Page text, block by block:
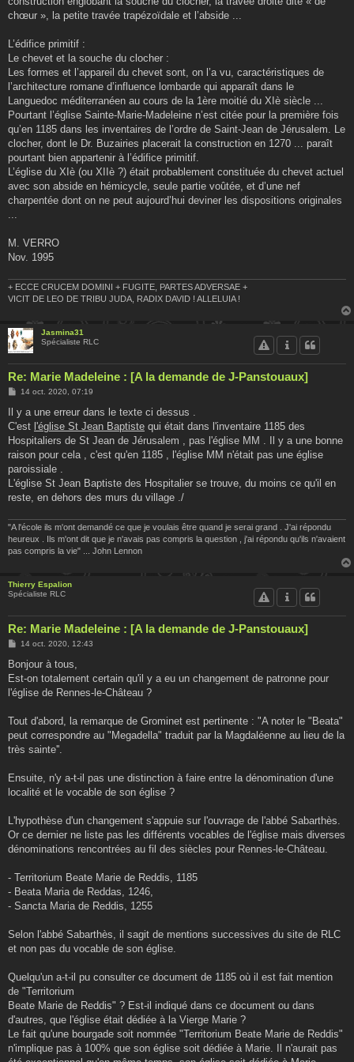
chœur », la petite travée trapézoïdale et l’abside ...
L’édifice primitif :
Le chevet et la souche du clocher :
Les formes et l’appareil du chevet sont, on l’a vu, caractéristiques de
l’architecture romane d’influence lombarde qui apparaît dans le
Languedoc méditerranéen au cours de la 1ère moitié du XIè siècle ...
Pourtant l’église Sainte-Marie-Madeleine n’est citée pour la première fois
qu’en 1185 dans les inventaires de l’ordre de Saint-Jean de Jérusalem. Le
clocher, dont le Dr. Buzairies placerait la construction en 1270 ... paraît
pourtant bien appartenir à l’édifice primitif.
L’église du XIè (ou XIIè ?) était probablement constituée du chevet actuel
avec son abside en hémicycle, seule partie voûtée, et d’une nef
charpentée dont on ne peut aujourd’hui deviner les dispositions originales
...
M. VERRO
Nov. 1995
+ ECCE CRUCEM DOMINI + FUGITE, PARTES ADVERSAE +
VICIT DE LEO DE TRIBU JUDA, RADIX DAVID ! ALLELUIA !
Jasmina31
Spécialiste RLC
Re: Marie Madeleine : [A la demande de J-Panstouaux]
M
s
s
a
g
14 oct. 2020, 07:19
Il y a une erreur dans le texte ci dessus .
C'est l'église St Jean Baptiste qui était dans l'inventaire 1185 des
Hospitaliers de St Jean de Jérusalem , pas l'église MM . Il y a une bonne
raison pour cela , c'est qu'en 1185 , l'église MM n'était pas une église
paroissiale .
L'église St Jean Baptiste des Hospitalier se trouve, du moins ce qu'il en
reste, en dehors des murs du village ./
"A l'école ils m'ont demandé ce que je voulais être quand je serai grand . J'ai répondu
heureux . Ils m'ont dit que je n'avais pas compris la question , j'ai répondu qu'ils n'avaient
pas compris la vie" ... John Lennon
Thierry Espalion
Spécialiste RLC
Re: Marie Madeleine : [A la demande de J-Panstouaux]
M
s
a
g
e
14 oct. 2020, 12:43
Bonjour à tous,
Est-on totalement certain qu'il y a eu un changement de patronne pour
l'église de Rennes-le-Château ?
Tout d'abord, la remarque de Grominet est pertinente : "A noter le "Beata"
peut correspondre au "Megadella" traduit par la Magdaléenne au lieu de la
très sainte''.
Ensuite, n'y a-t-il pas une distinction à faire entre la dénomination d'une
localité et le vocable de son église ?
L'hypothèse d'un changement s'appuie sur l'ouvrage de l'abbé Sabarthès.
Or ce dernier ne liste pas les différents vocables de l'église mais diverses
dénominations rencontrées au fil des siècles pour Rennes-le-Château.
- Territorium Beate Marie de Reddis, 1185
- Beata Maria de Reddas, 1246,
- Sancta Maria de Reddis, 1255
Selon l'abbé Sabarthès, il sagit de mentions successives du site de RLC
et non pas du vocable de son église.
Quelqu'un a-t-il pu consulter ce document de 1185 où il est fait mention
de "Territorium
Beate Marie de Reddis" ? Est-il indiqué dans ce document ou dans
d'autres, que l'église était dédiée à la Vierge Marie ?
Le fait qu'une bourgade soit nommée "Territorium Beate Marie de Reddis"
n'implique pas à 100% que son église soit dédiée à Marie. Il n'aurait pas